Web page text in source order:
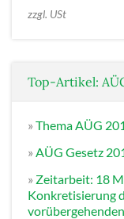
zzgl. USt
Top-Artikel:
» Thema AÜG
» AÜG Gesetz
» Zeitarbeit: 18
Konkretisierung